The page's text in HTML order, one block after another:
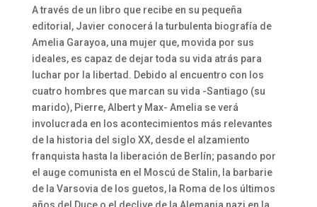
A través de un libro que recibe en su pequeña
editorial, Javier conocerá la turbulenta biografía de
Amelia Garayoa, una mujer que, movida por sus
ideales, es capaz de dejar toda su vida atrás para
luchar por la libertad. Debido al encuentro con los
cuatro hombres que marcan su vida -Santiago (su
marido), Pierre, Albert y Max- Amelia se verá
involucrada en los acontecimientos más relevantes
de la historia del siglo XX, desde el alzamiento
franquista hasta la liberación de Berlín; pasando por
el auge comunista en el Moscú de Stalin, la barbarie
de la Varsovia de los guetos, la Roma de los últimos